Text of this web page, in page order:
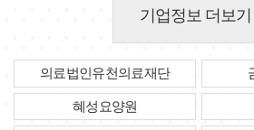
기업정보 더보기
의료법인유천의료재단
혜성요양원